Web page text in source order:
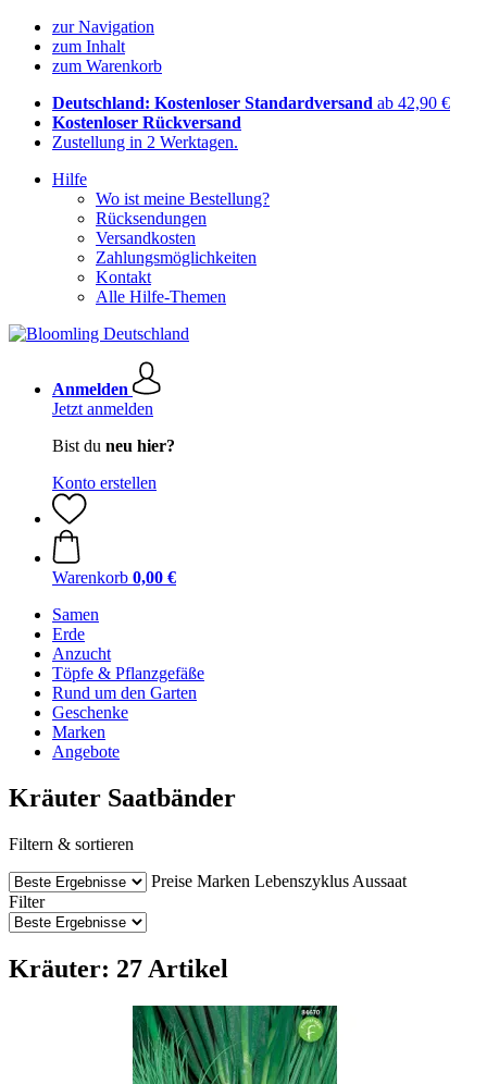
zur Navigation
zum Inhalt
zum Warenkorb
Deutschland: Kostenloser Standardversand ab 42,90 €
Kostenloser Rückversand
Zustellung in 2 Werktagen.
Hilfe
Wo ist meine Bestellung?
Rücksendungen
Versandkosten
Zahlungsmöglichkeiten
Kontakt
Alle Hilfe-Themen
Anmelden
Jetzt anmelden
Bist du neu hier?
Konto erstellen
Warenkorb 0,00 €
Samen
Erde
Anzucht
Töpfe & Pflanzgefäße
Rund um den Garten
Geschenke
Marken
Angebote
Kräuter Saatbänder
Filtern & sortieren
Preise Marken Lebenszyklus Aussaat
Filter
Kräuter: 27 Artikel